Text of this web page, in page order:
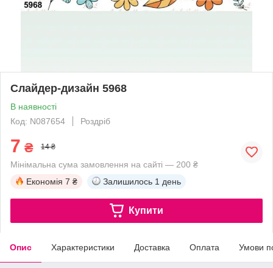
Слайдер-дизайн 5968
В наявності
Код: N087654
Роздріб
7 ₴ 14 ₴
Мінімальна сума замовлення на сайті — 200 ₴
Економія 7 ₴ Залишилось 1 день
Купити
Опис Характеристики Доставка Оплата Умови